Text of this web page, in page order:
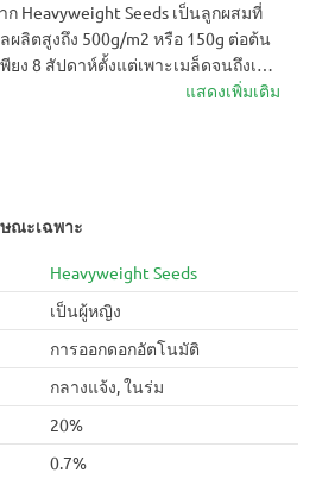
ก Heavyweight Seeds เป็นลูกผสมที่
ผลิตสูงถึง 500g/m2 หรือ 150g ต่อต้น
ยง 8 สัปดาห์ตั้งแต่เพาะเมล็ดจนถึงเก็บ
ได้ประมาณ 20% ความแรงของมันจึง
หมดสลีป แม้ว่าจะเปรียบเทียบกับสาย
Express Auto มีให้ในรูปแบบเมล็ด
แสดงเพิ่มเติม
ณะเฉพาะ
Heavyweight Seeds
เป็นผู้หญิง
การออกดอกอัตโนมัติ
กลางแจ้ง, ในร่ม
20%
0.7%